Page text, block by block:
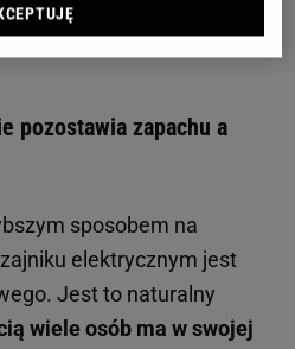
pozostawia zapachu a
sposobem na
elektrycznym jest
Jest to naturalny
wiele osób ma w swojej